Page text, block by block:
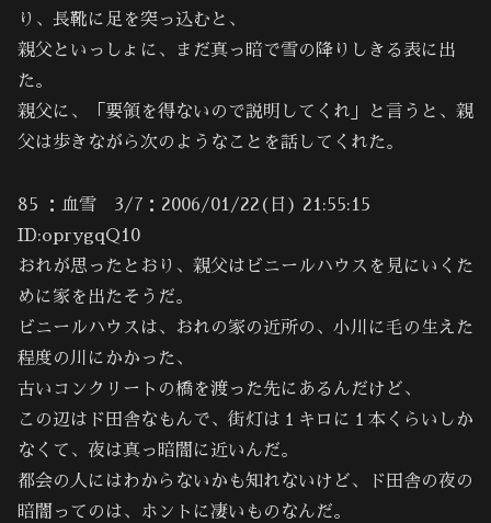
り、長靴に足を突っ込むと、
親父といっしょに、まだ真っ暗で雪の降りしきる表に出
た。
親父に、「要領を得ないので説明してくれ」と言うと、親
父は歩きながら次のようなことを話してくれた。
85 ：血雪 3/7：2006/01/22(日) 21:55:15
ID:oprygqQ10
おれが思ったとおり、親父はビニールハウスを見にいくた
めに家を出たそうだ。
ビニールハウスは、おれの家の近所の、小川に毛の生えた
程度の川にかかった、
古いコンクリートの橋を渡った先にあるんだけど、
この辺はド田舎なもんで、街灯は１キロに１本くらいしか
なくて、夜は真っ暗闇に近いんだ。
都会の人にはわからないかも知れないけど、ド田舎の夜の
暗闇ってのは、ホントに凄いものなんだ。